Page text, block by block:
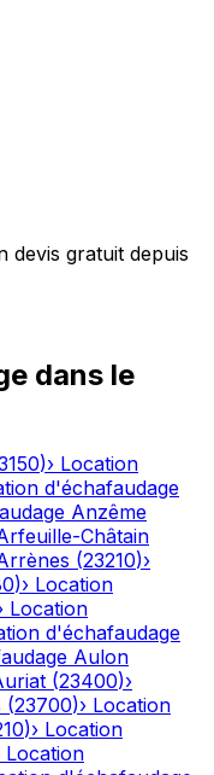
devis gratuit depuis
dans le
)› Location
d'échafaudage
Anzême
Châtain
(23210)›
)› Location
Location
d'échafaudage
Aulon
(23400)›
(23700)› Location
)› Location
Location